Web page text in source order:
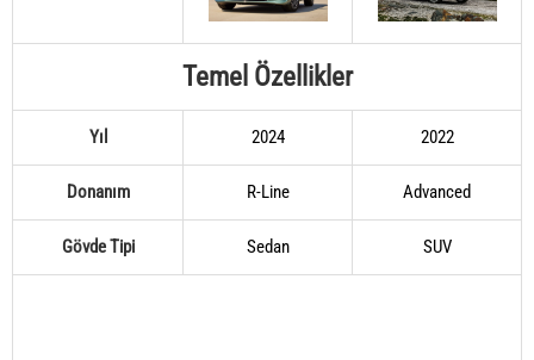
Temel Özellikler
Yıl 2024 2022
Donanım R-Line Advanced
Gövde Tipi Sedan SUV